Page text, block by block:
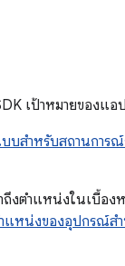
เป้าหมายของแอป
บสำหรับสถานการ
าถึงตําแหน่งในเบื้อ
าแหน่งของอุปกรณ์สํ